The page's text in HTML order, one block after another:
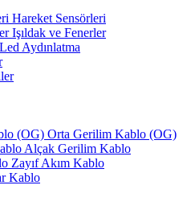
Hareket Sensörleri
Işıldak ve Fenerler
Led Aydınlatma
Orta Gerilim Kablo (OG)
Alçak Gerilim Kablo
Zayıf Akım Kablo
Kablo